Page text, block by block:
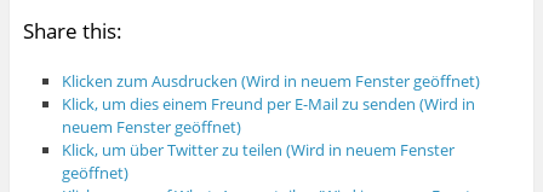
Share this:
Klicken zum Ausdrucken (Wird in neuem Fenster geöffnet)
Klick, um dies einem Freund per E-Mail zu senden (Wird in
neuem Fenster geöffnet)
Klick, um über Twitter zu teilen (Wird in neuem Fenster
geöffnet)